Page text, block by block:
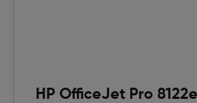
HP OfficeJet Pro